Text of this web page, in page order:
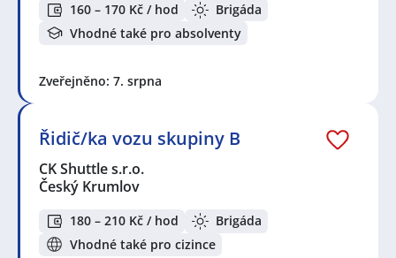
160 – 170 Kč / hod
Brigáda
Vhodné také pro absolventy
Zveřejněno: 7. srpna
Řidič/ka vozu skupiny B
CK Shuttle s.r.o.
Český Krumlov
180 – 210 Kč / hod
Brigáda
Vhodné také pro cizince